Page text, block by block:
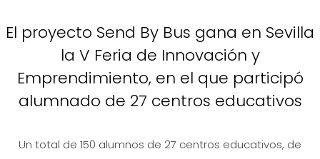
El proyecto Send By Bus gana en Sevilla
la V Feria de Innovación y
Emprendimiento, en el que participó
alumnado de 27 centros educativos
Un total de 150 alumnos de 27 centros educativos, de